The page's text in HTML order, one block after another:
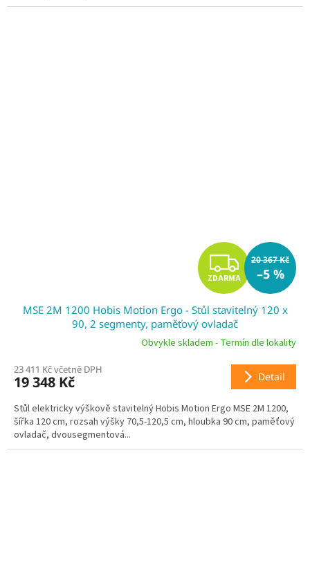
Z
D
A
R
M
A
ZDARMA
20 367 Kč
–5 %
MSE 2M 1200 Hobis Motion Ergo - Stůl stavitelný 120 x
90, 2 segmenty, paměťový ovladač
Obvykle skladem - Termín dle lokality
23 411 Kč včetně DPH
19 348 Kč Detail
Stůl elektricky výškově stavitelný Hobis Motion Ergo MSE 2M 1200,
šířka 120 cm, rozsah výšky 70,5-120,5 cm, hloubka 90 cm, paměťový
ovladač, dvousegmentová...